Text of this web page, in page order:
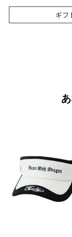
ギフ